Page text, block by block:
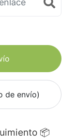
de envío)
📦